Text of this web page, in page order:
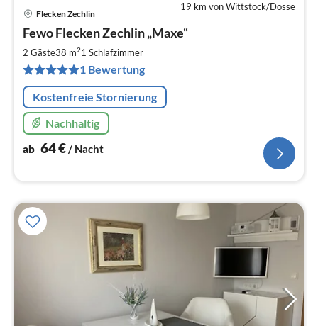
19 km von Wittstock/Dosse
Flecken Zechlin
Fewo Flecken Zechlin „Maxe“
2 Gäste38 m21 Schlafzimmer
1 Bewertung
Kostenfreie Stornierung
Nachhaltig
ab 64€/ Nacht